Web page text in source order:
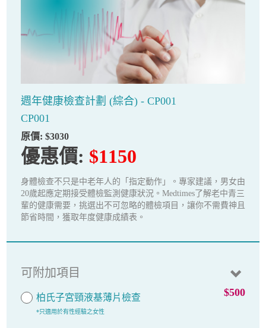
週年健康檢查計劃 (綜合) - CP001
CP001
原價: $3030
優惠價: $1150
身體檢查不只是中老年人的「指定動作」。專家建議，男女由
20歲起應定期接受體檢監測健康狀況。Medtimes了解老中青三
輩的健康需要，挑選出不可忽略的體檢項目，讓你不需費神且
節省時間，獲取年度健康成績表。
可附加項目
柏氏子宮頸液基薄片檢查
*只適用於有性經驗之女性
$500